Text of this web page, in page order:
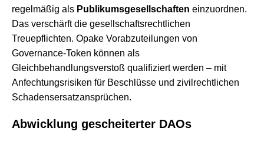
regelmäßig als Publikumsgesellschaften einzuordnen.
Das verschärft die gesellschaftsrechtlichen
Treuepflichten. Opake Vorabzuteilungen von
Governance-Token können als
Gleichbehandlungsverstoß qualifiziert werden – mit
Anfechtungsrisiken für Beschlüsse und zivilrechtlichen
Schadensersatzansprüchen.
Abwicklung gescheiterter DAOs